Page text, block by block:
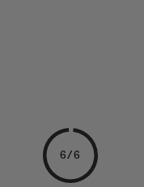
6/6